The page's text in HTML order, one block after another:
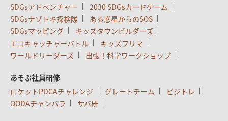
SDGsアドベンチャー
2030 SDGsカードゲーム
SDGsナゾトキ探検隊
ある惑星からのSOS
SDGsマッピング
キッズタウンビルダーズ
エコキャッチャーバトル
キッズフリマ
ワールドリーダーズ
出張！科学ワークショップ
あそぶ社員研修
ロケットPDCAチャレンジ
グレートチーム
ビジトレ
OODAチャンバラ
サバ研